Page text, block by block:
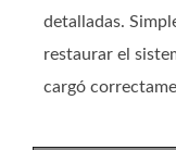
detalladas.
restaurar el
cargó